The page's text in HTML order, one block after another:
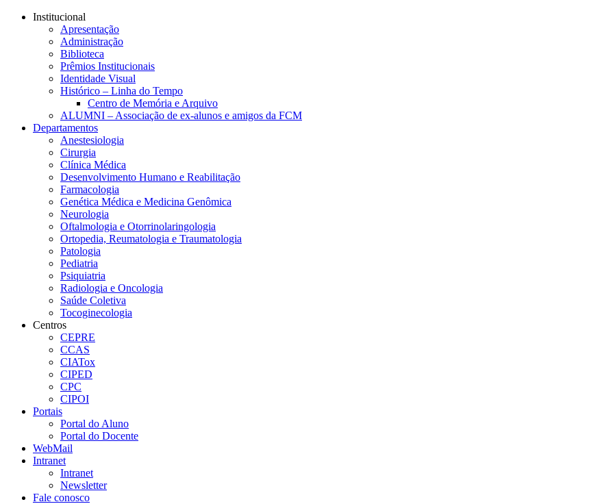
Conteúdo principal
Institucional
Apresentação
Administração
Biblioteca
Prêmios Institucionais
Identidade Visual
Histórico – Linha do Tempo
Centro de Memória e Arquivo
ALUMNI – Associação de ex-alunos e amigos da FCM
Departamentos
Anestesiologia
Cirurgia
Clínica Médica
Desenvolvimento Humano e Reabilitação
Farmacologia
Genética Médica e Medicina Genômica
Neurologia
Oftalmologia e Otorrinolaringologia
Ortopedia, Reumatologia e Traumatologia
Patologia
Pediatria
Psiquiatria
Radiologia e Oncologia
Saúde Coletiva
Tocoginecologia
Centros
CEPRE
CCAS
CIATox
CIPED
CPC
CIPOI
Portais
Portal do Aluno
Portal do Docente
WebMail
Intranet
Intranet
Newsletter
Fale conosco